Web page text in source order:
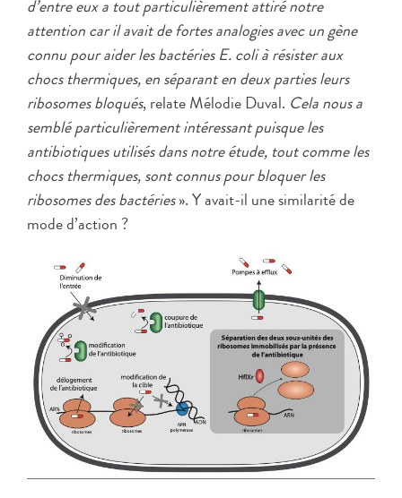
d’entre eux a tout particulièrement attiré notre
attention car il avait de fortes analogies avec un gène
connu pour aider les bactéries E. coli à résister aux
chocs thermiques, en séparant en deux parties leurs
ribosomes bloqués, relate Mélodie Duval. Cela nous a
semblé particulièrement intéressant puisque les
antibiotiques utilisés dans notre étude, tout comme les
chocs thermiques, sont connus pour bloquer les
ribosomes des bactéries». Y avait-il une similarité de
mode d’action ?